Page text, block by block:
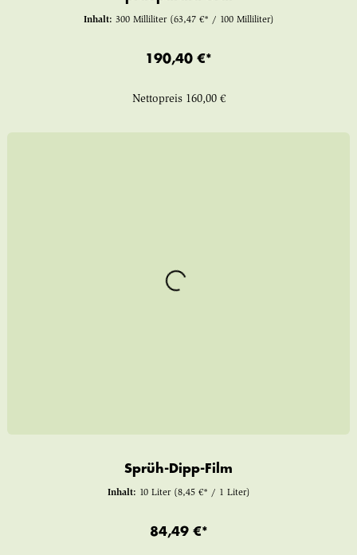
Inhalt: 300 Milliliter (63,47 €* / 100 Milliliter)
190,40 €*
Nettopreis 160,00 €
Sprüh-Dipp-Film
Inhalt: 10 Liter (8,45 €* / 1 Liter)
84,49 €*